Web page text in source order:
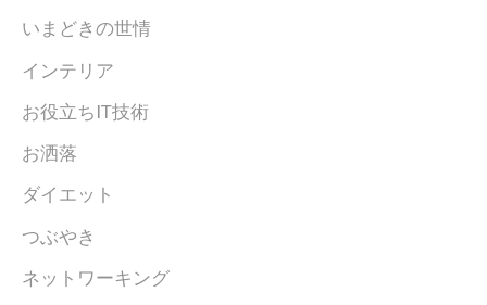
いまどきの世情
インテリア
お役立ちIT技術
お洒落
ダイエット
つぶやき
ネットワーキング